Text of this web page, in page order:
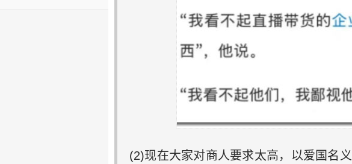
(2)现在大家对商人要求太高，以爱国名